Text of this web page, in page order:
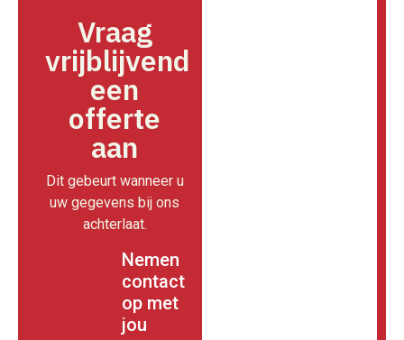
Vraag
vrijblijvend
een
offerte
aan
Dit gebeurt wanneer u
uw gegevens bij ons
achterlaat.
Nemen
contact
op met
jou